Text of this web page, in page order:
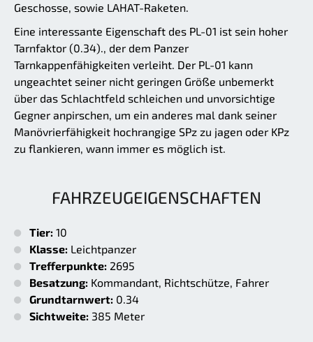
Geschosse, sowie LAHAT-Raketen.
Eine interessante Eigenschaft des PL-01 ist sein hoher
Tarnfaktor (0.34)., der dem Panzer
Tarnkappenfähigkeiten verleiht. Der PL-01 kann
ungeachtet seiner nicht geringen Größe unbemerkt
über das Schlachtfeld schleichen und unvorsichtige
Gegner anpirschen, um ein anderes mal dank seiner
Manövrierfähigkeit hochrangige SPz zu jagen oder KPz
zu flankieren, wann immer es möglich ist.
FAHRZEUGEIGENSCHAFTEN
Tier: 10
Klasse: Leichtpanzer
Trefferpunkte: 2695
Besatzung: Kommandant, Richtschütze, Fahrer
Grundtarnwert: 0.34
Sichtweite: 385 Meter